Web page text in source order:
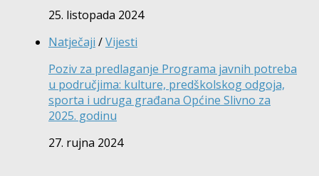
25. listopada 2024
Natječaji /Vijesti
Poziv za predlaganje Programa javnih potreba
u područjima: kulture, predškolskog odgoja,
sporta i udruga građana Općine Slivno za
2025. godinu
27. rujna 2024